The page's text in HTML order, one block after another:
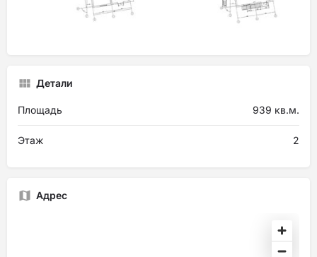
Детали
Площадь 939 кв.м.
Этаж 2
Адрес